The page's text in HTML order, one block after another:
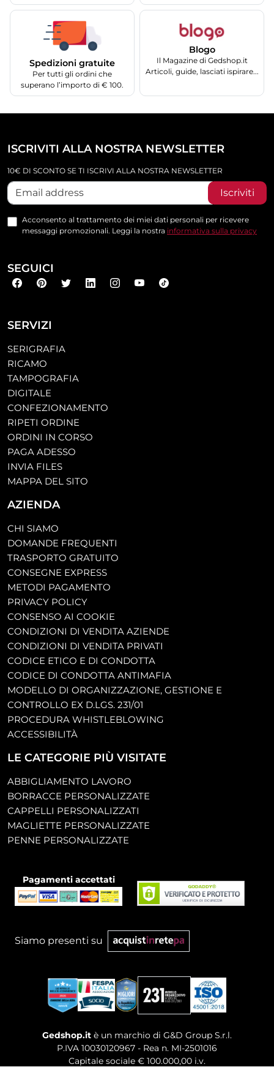
Spedizioni gratuite
Per tutti gli ordini che
superano l’importo di € 100.
Blogo
Il Magazine di Gedshop.it
Articoli, guide, lasciati ispirare...
SERVIZI
SERIGRAFIA
RICAMO
TAMPOGRAFIA
DIGITALE
CONFEZIONAMENTO
RIPETI ORDINE
ORDINI IN CORSO
PAGA ADESSO
INVIA FILES
MAPPA DEL SITO
AZIENDA
CHI SIAMO
DOMANDE FREQUENTI
TRASPORTO GRATUITO
CONSEGNE EXPRESS
METODI PAGAMENTO
PRIVACY POLICY
CONSENSO AI COOKIE
CONDIZIONI DI VENDITA AZIENDE
CONDIZIONI DI VENDITA PRIVATI
CODICE ETICO E DI CONDOTTA
CODICE DI CONDOTTA ANTIMAFIA
MODELLO DI ORGANIZZAZIONE, GESTIONE E
CONTROLLO EX D.LGS. 231/01
PROCEDURA WHISTLEBLOWING
ACCESSIBILITÀ
LE CATEGORIE PIÙ VISITATE
ABBIGLIAMENTO LAVORO
BORRACCE PERSONALIZZATE
CAPPELLI PERSONALIZZATI
MAGLIETTE PERSONALIZZATE
PENNE PERSONALIZZATE
ISCRIVITI ALLA NOSTRA NEWSLETTER
10€ DI SCONTO SE TI ISCRIVI ALLA NOSTRA NEWSLETTER
Iscriviti
Acconsento al trattamento dei miei dati personali per ricevere
messaggi promozionali. Leggi la nostra informativa sulla privacy
SEGUICI
Pagamenti accettati
Siamo presenti su
Gedshop.it è un marchio di G&D Group S.r.l.
P.IVA 10030120967 - Rea n. MI-2501016
Capitale sociale € 100.000,00 i.v.